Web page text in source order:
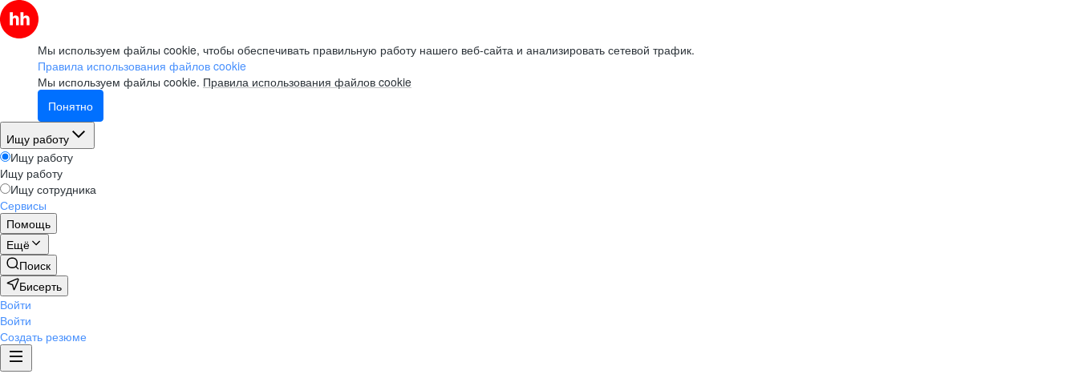
Мы используем файлы cookie, чтобы обеспечивать правильную работу нашего веб-сайта и анализировать сетевой трафик.
Правила использования файлов cookie
Мы используем файлы cookie. Правила использования файлов cookie
Понятно
Ищу работу
Ищу работу
Ищу работу
Ищу сотрудника
Сервисы
Помощь
Ещё
Поиск
Бисерть
Войти
Войти
Создать резюме